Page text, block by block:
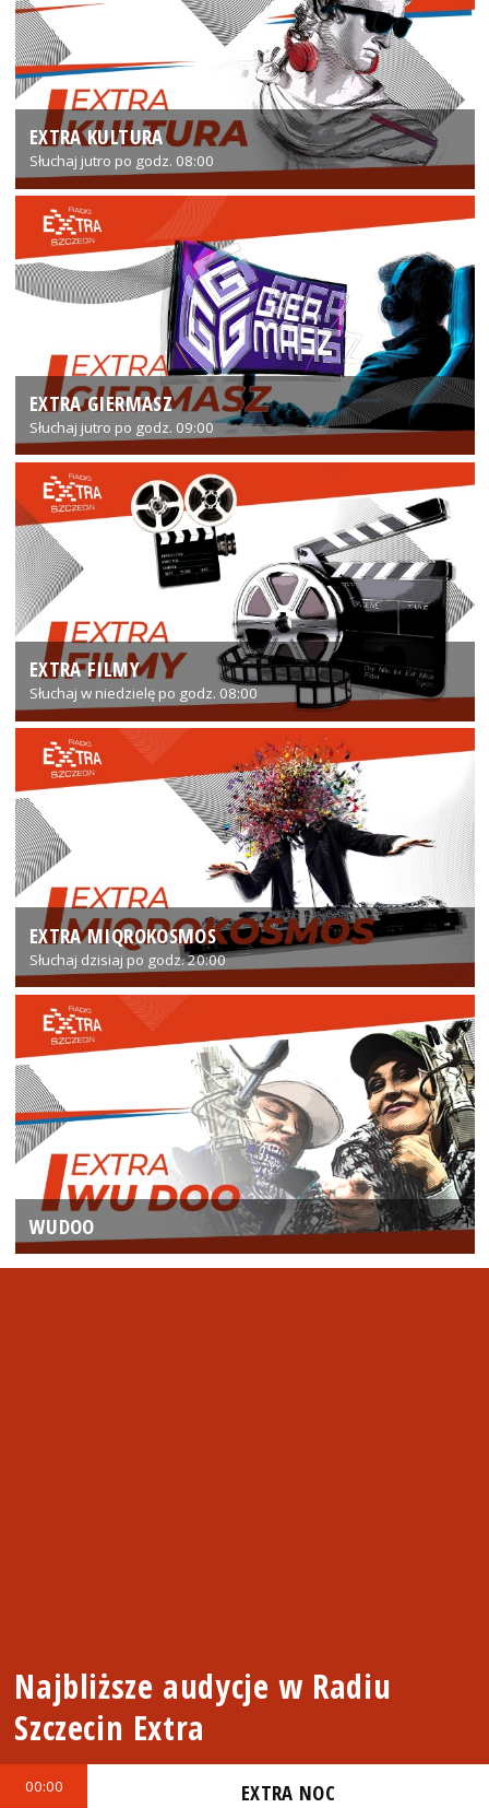
EXTRA KULTURA
Słuchaj jutro po godz. 08:00
EXTRA GIERMASZ
Słuchaj jutro po godz. 09:00
EXTRA FILMY
Słuchaj w niedzielę po godz. 08:00
EXTRA MIQROKOSMOS
Słuchaj dzisiaj po godz. 20:00
WUDOO
Najbliższe audycje w Radiu
Szczecin Extra
00:00 EXTRA NOC